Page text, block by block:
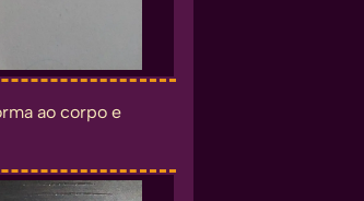
ao corpo e